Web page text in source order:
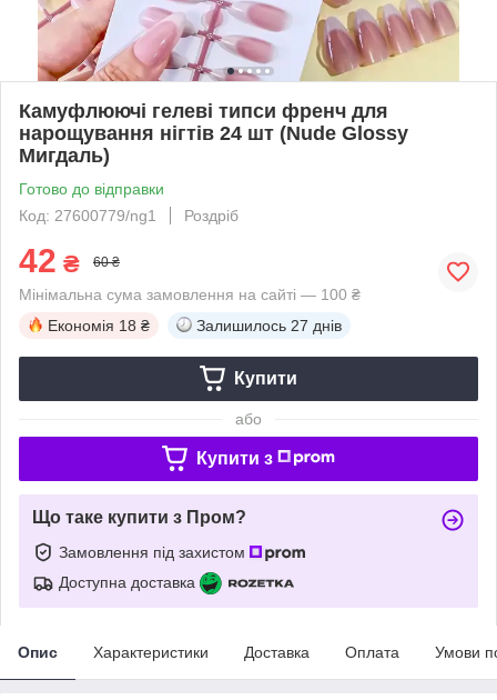
Камуфлюючі гелеві типси френч для
нарощування нігтів 24 шт (Nude Glossy
Мигдаль)
Готово до відправки
Код: 27600779/ng1
Роздріб
42 ₴ 60 ₴
Мінімальна сума замовлення на сайті — 100 ₴
Економія 18 ₴ Залишилось 27 днів
Купити
або
Купити з
Що таке купити з Пром?
Замовлення під захистом
Доступна доставка
Опис Характеристики Доставка Оплата Умови